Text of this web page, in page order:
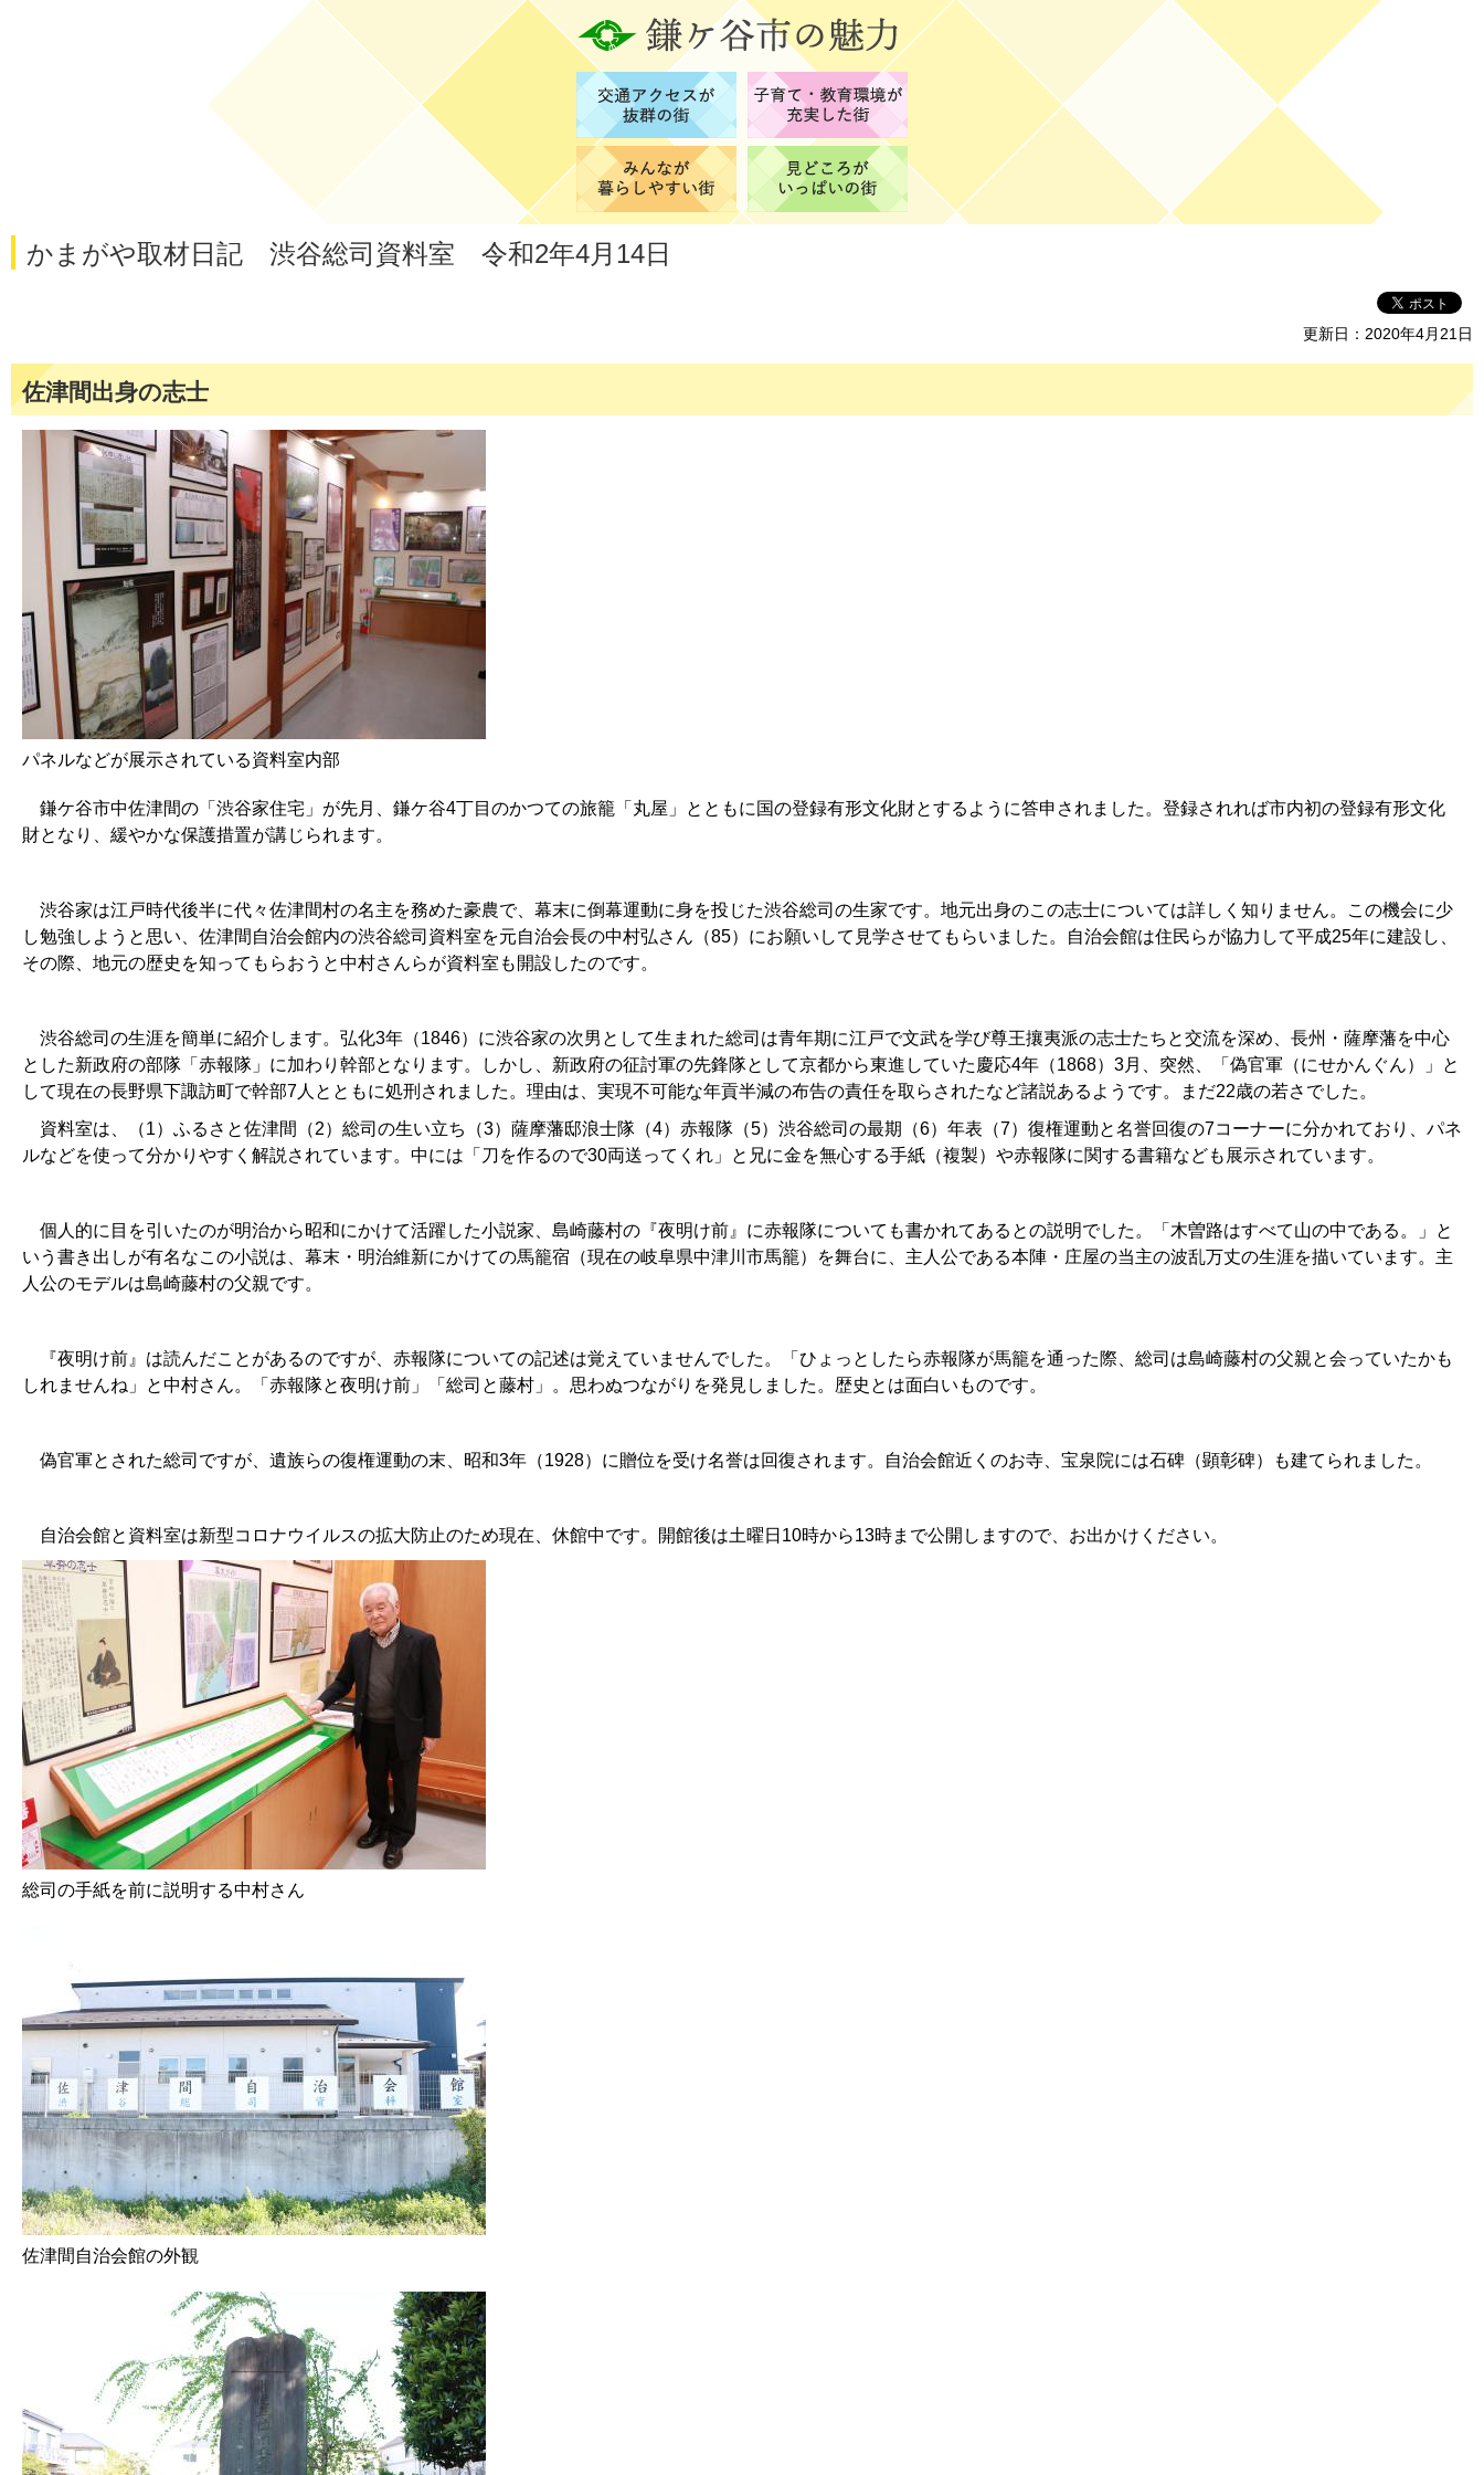
かまがや取材日記 渋谷総司資料室 令和2年4月14日
更新日：2020年4月21日
佐津間出身の志士
パネルなどが展示されている資料室内部
鎌ケ谷市中佐津間の「渋谷家住宅」が先月、鎌ケ谷4丁目のかつての旅籠「丸屋」とともに国の登録有形文化財とするように答申されました。登録されれば市内初の登録有形文化
財となり、緩やかな保護措置が講じられます。
渋谷家は江戸時代後半に代々佐津間村の名主を務めた豪農で、幕末に倒幕運動に身を投じた渋谷総司の生家です。地元出身のこの志士については詳しく知りません。この機会に少
し勉強しようと思い、佐津間自治会館内の渋谷総司資料室を元自治会長の中村弘さん（85）にお願いして見学させてもらいました。自治会館は住民らが協力して平成25年に建設し、
その際、地元の歴史を知ってもらおうと中村さんらが資料室も開設したのです。
渋谷総司の生涯を簡単に紹介します。弘化3年（1846）に渋谷家の次男として生まれた総司は青年期に江戸で文武を学び尊王攘夷派の志士たちと交流を深め、長州・薩摩藩を中心
とした新政府の部隊「赤報隊」に加わり幹部となります。しかし、新政府の征討軍の先鋒隊として京都から東進していた慶応4年（1868）3月、突然、「偽官軍（にせかんぐん）」と
して現在の長野県下諏訪町で幹部7人とともに処刑されました。理由は、実現不可能な年貢半減の布告の責任を取らされたなど諸説あるようです。まだ22歳の若さでした。
資料室は、（1）ふるさと佐津間（2）総司の生い立ち（3）薩摩藩邸浪士隊（4）赤報隊（5）渋谷総司の最期（6）年表（7）復権運動と名誉回復の7コーナーに分かれており、パネ
ルなどを使って分かりやすく解説されています。中には「刀を作るので30両送ってくれ」と兄に金を無心する手紙（複製）や赤報隊に関する書籍なども展示されています。
個人的に目を引いたのが明治から昭和にかけて活躍した小説家、島崎藤村の『夜明け前』に赤報隊についても書かれてあるとの説明でした。「木曽路はすべて山の中である。」と
いう書き出しが有名なこの小説は、幕末・明治維新にかけての馬籠宿（現在の岐阜県中津川市馬籠）を舞台に、主人公である本陣・庄屋の当主の波乱万丈の生涯を描いています。主
人公のモデルは島崎藤村の父親です。
『夜明け前』は読んだことがあるのですが、赤報隊についての記述は覚えていませんでした。「ひょっとしたら赤報隊が馬籠を通った際、総司は島崎藤村の父親と会っていたかも
しれませんね」と中村さん。「赤報隊と夜明け前」「総司と藤村」。思わぬつながりを発見しました。歴史とは面白いものです。
偽官軍とされた総司ですが、遺族らの復権運動の末、昭和3年（1928）に贈位を受け名誉は回復されます。自治会館近くのお寺、宝泉院には石碑（顕彰碑）も建てられました。
自治会館と資料室は新型コロナウイルスの拡大防止のため現在、休館中です。開館後は土曜日10時から13時まで公開しますので、お出かけください。
総司の手紙を前に説明する中村さん
佐津間自治会館の外観